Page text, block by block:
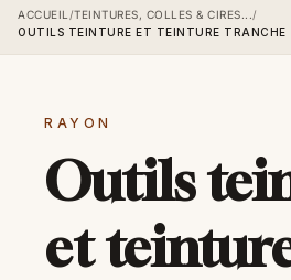
ACCUEIL /TEINTURES, COLLES & CIRES... /
OUTILS TEINTURE ET TEINTURE TRANCHE
RAYON
Outils
et